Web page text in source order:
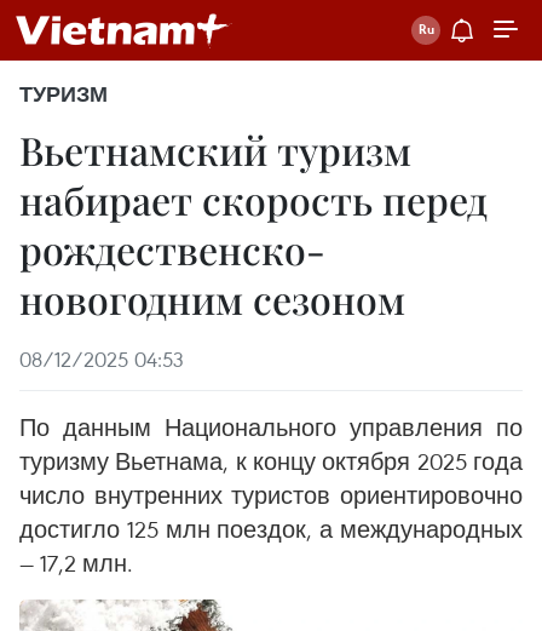
ТУРИЗМ
Вьетнамский туризм
набирает скорость перед
рождественско-
новогодним сезоном
08/12/2025 04:53
По данным Национального управления по
туризму Вьетнама, к концу октября 2025 года
число внутренних туристов ориентировочно
достигло 125 млн поездок, а международных
— 17,2 млн.